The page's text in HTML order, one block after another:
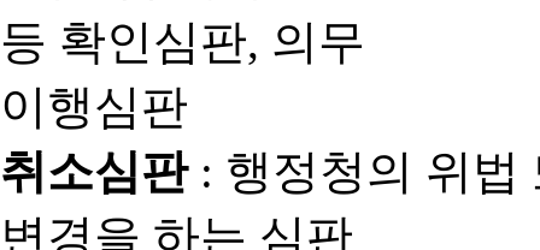
취소심판: 행정청의 위법
변경을 하는 심판